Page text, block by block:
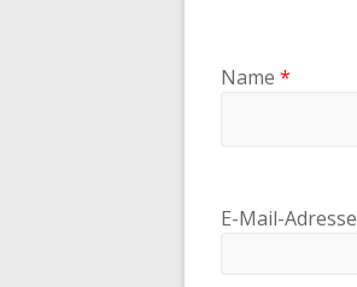
Name *
E-Mail-Adresse